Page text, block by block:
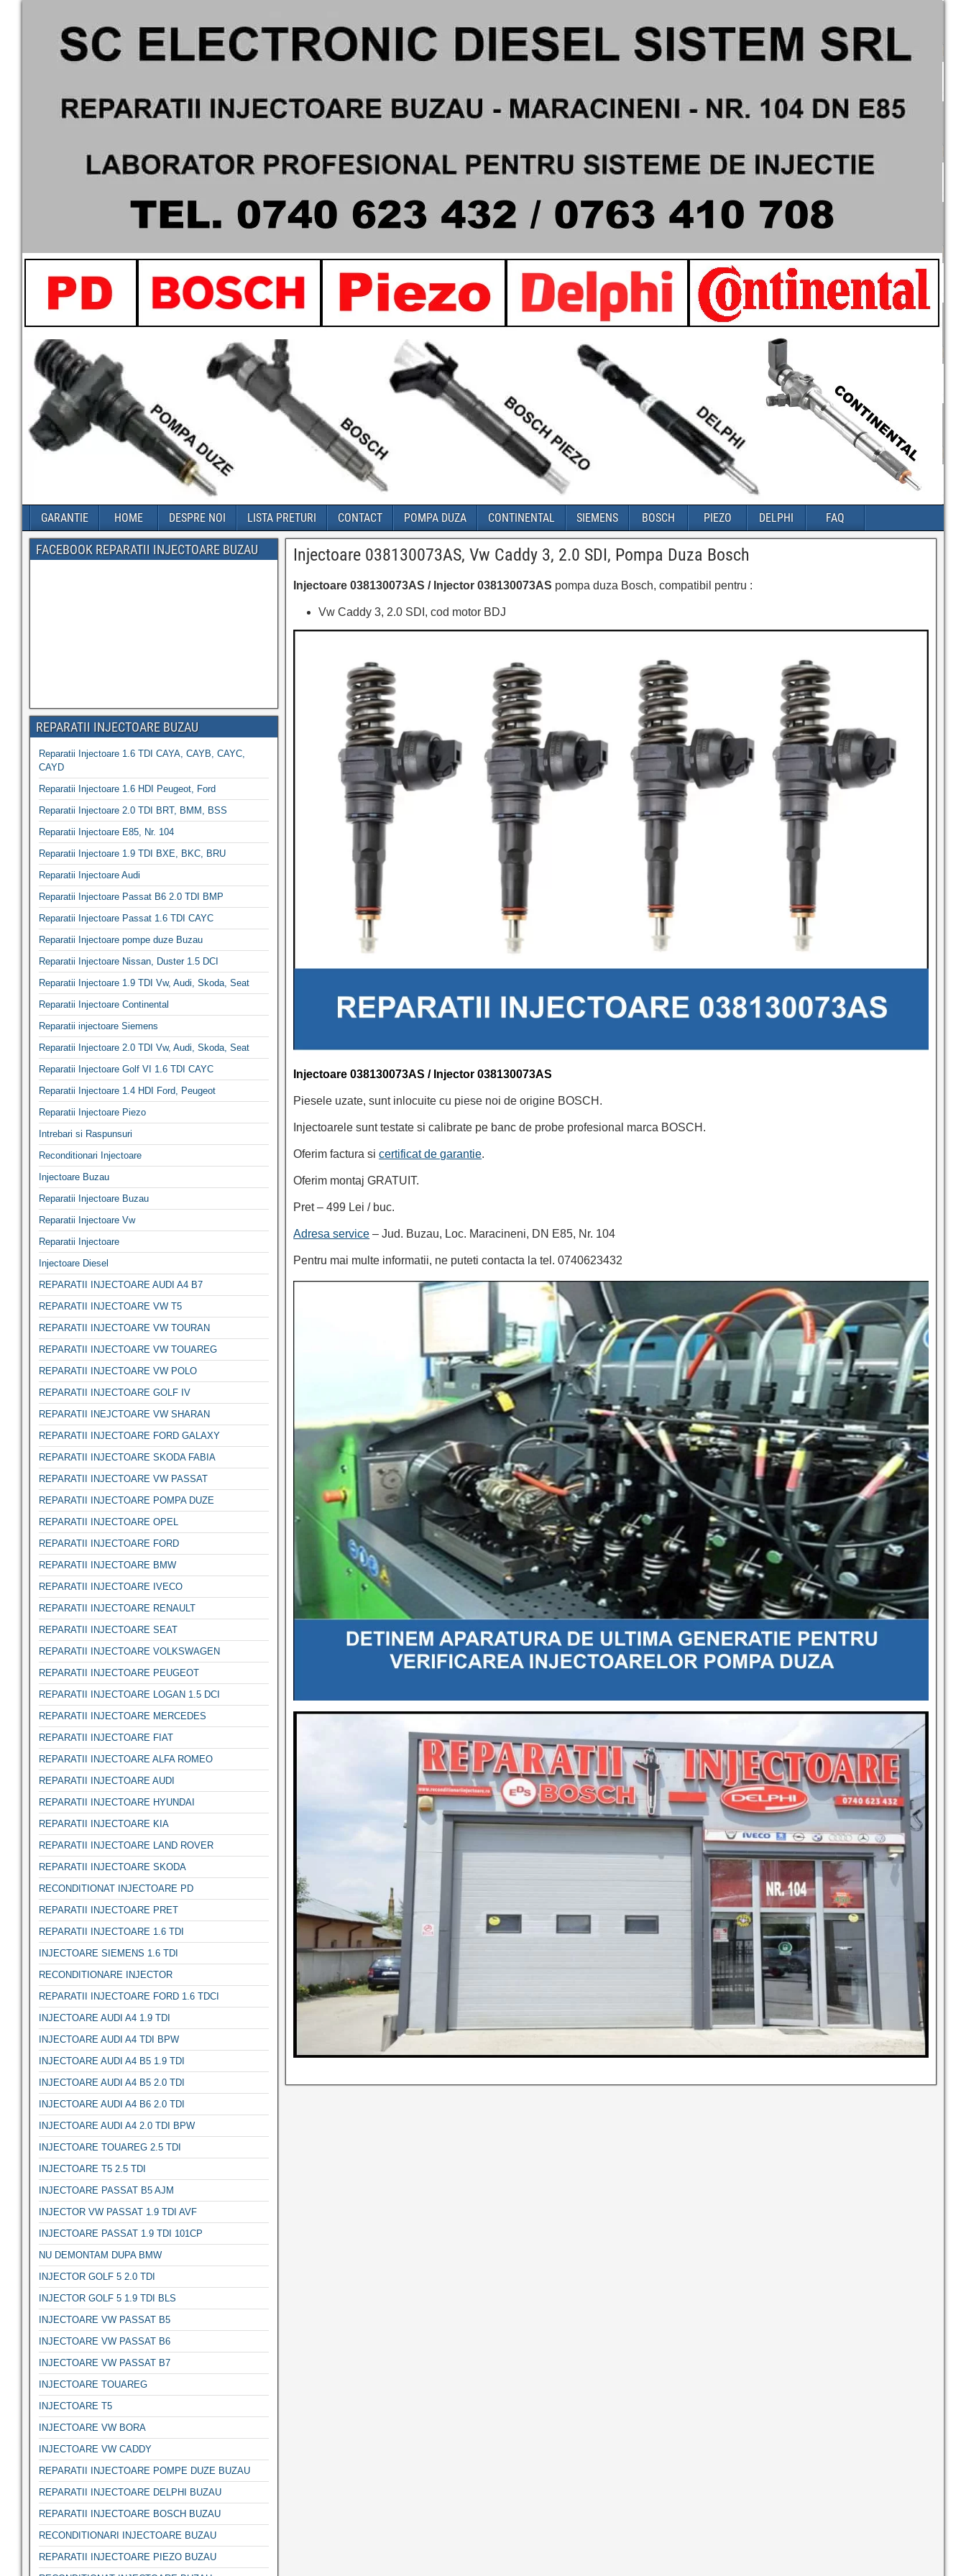
GARANTIE HOME DESPRE NOI LISTA PRETURI CONTACT POMPA DUZA CONTINENTAL SIEMENS BOSCH PIEZO DELPHI FAQ
Injectoare 038130073AS, Vw Caddy 3, 2.0 SDI, Pompa Duza Bosch
Injectoare 038130073AS / Injector 038130073AS pompa duza Bosch, compatibil pentru :
Vw Caddy 3, 2.0 SDI, cod motor BDJ
Injectoare 038130073AS / Injector 038130073AS
Piesele uzate, sunt inlocuite cu piese noi de origine BOSCH.
Injectoarele sunt testate si calibrate pe banc de probe profesional marca BOSCH.
Oferim factura sicertificat de garantie.
Oferim montaj GRATUIT.
Pret – 499 Lei / buc.
Adresa service – Jud. Buzau, Loc. Maracineni, DN E85, Nr. 104
Pentru mai multe informatii, ne puteti contacta la tel. 0740623432
FACEBOOK REPARATII INJECTOARE BUZAU
REPARATII INJECTOARE BUZAU
Reparatii Injectoare 1.6 TDI CAYA, CAYB, CAYC,
CAYD
Reparatii Injectoare 1.6 HDI Peugeot, Ford
Reparatii Injectoare 2.0 TDI BRT, BMM, BSS
Reparatii Injectoare E85, Nr. 104
Reparatii Injectoare 1.9 TDI BXE, BKC, BRU
Reparatii Injectoare Audi
Reparatii Injectoare Passat B6 2.0 TDI BMP
Reparatii Injectoare Passat 1.6 TDI CAYC
Reparatii Injectoare pompe duze Buzau
Reparatii Injectoare Nissan, Duster 1.5 DCI
Reparatii Injectoare 1.9 TDI Vw, Audi, Skoda, Seat
Reparatii Injectoare Continental
Reparatii injectoare Siemens
Reparatii Injectoare 2.0 TDI Vw, Audi, Skoda, Seat
Reparatii Injectoare Golf VI 1.6 TDI CAYC
Reparatii Injectoare 1.4 HDI Ford, Peugeot
Reparatii Injectoare Piezo
Intrebari si Raspunsuri
Reconditionari Injectoare
Injectoare Buzau
Reparatii Injectoare Buzau
Reparatii Injectoare Vw
Reparatii Injectoare
Injectoare Diesel
REPARATII INJECTOARE AUDI A4 B7
REPARATII INJECTOARE VW T5
REPARATII INJECTOARE VW TOURAN
REPARATII INJECTOARE VW TOUAREG
REPARATII INJECTOARE VW POLO
REPARATII INJECTOARE GOLF IV
REPARATII INEJCTOARE VW SHARAN
REPARATII INJECTOARE FORD GALAXY
REPARATII INJECTOARE SKODA FABIA
REPARATII INJECTOARE VW PASSAT
REPARATII INJECTOARE POMPA DUZE
REPARATII INJECTOARE OPEL
REPARATII INJECTOARE FORD
REPARATII INJECTOARE BMW
REPARATII INJECTOARE IVECO
REPARATII INJECTOARE RENAULT
REPARATII INJECTOARE SEAT
REPARATII INJECTOARE VOLKSWAGEN
REPARATII INJECTOARE PEUGEOT
REPARATII INJECTOARE LOGAN 1.5 DCI
REPARATII INJECTOARE MERCEDES
REPARATII INJECTOARE FIAT
REPARATII INJECTOARE ALFA ROMEO
REPARATII INJECTOARE AUDI
REPARATII INJECTOARE HYUNDAI
REPARATII INJECTOARE KIA
REPARATII INJECTOARE LAND ROVER
REPARATII INJECTOARE SKODA
RECONDITIONAT INJECTOARE PD
REPARATII INJECTOARE PRET
REPARATII INJECTOARE 1.6 TDI
INJECTOARE SIEMENS 1.6 TDI
RECONDITIONARE INJECTOR
REPARATII INJECTOARE FORD 1.6 TDCI
INJECTOARE AUDI A4 1.9 TDI
INJECTOARE AUDI A4 TDI BPW
INJECTOARE AUDI A4 B5 1.9 TDI
INJECTOARE AUDI A4 B5 2.0 TDI
INJECTOARE AUDI A4 B6 2.0 TDI
INJECTOARE AUDI A4 2.0 TDI BPW
INJECTOARE TOUAREG 2.5 TDI
INJECTOARE T5 2.5 TDI
INJECTOARE PASSAT B5 AJM
INJECTOR VW PASSAT 1.9 TDI AVF
INJECTOARE PASSAT 1.9 TDI 101CP
NU DEMONTAM DUPA BMW
INJECTOR GOLF 5 2.0 TDI
INJECTOR GOLF 5 1.9 TDI BLS
INJECTOARE VW PASSAT B5
INJECTOARE VW PASSAT B6
INJECTOARE VW PASSAT B7
INJECTOARE TOUAREG
INJECTOARE T5
INJECTOARE VW BORA
INJECTOARE VW CADDY
REPARATII INJECTOARE POMPE DUZE BUZAU
REPARATII INJECTOARE DELPHI BUZAU
REPARATII INJECTOARE BOSCH BUZAU
RECONDITIONARI INJECTOARE BUZAU
REPARATII INJECTOARE PIEZO BUZAU